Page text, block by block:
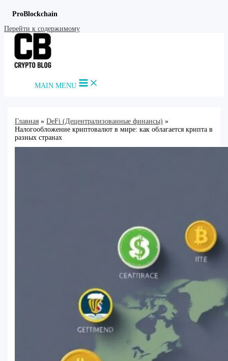
ProBlockchain
Перейти к содержимому
MAIN MENU
Главная
DeFi (Децентрализованные финансы)
Налогообложение криптовалют в мире: как облагается крипта в
разных странах